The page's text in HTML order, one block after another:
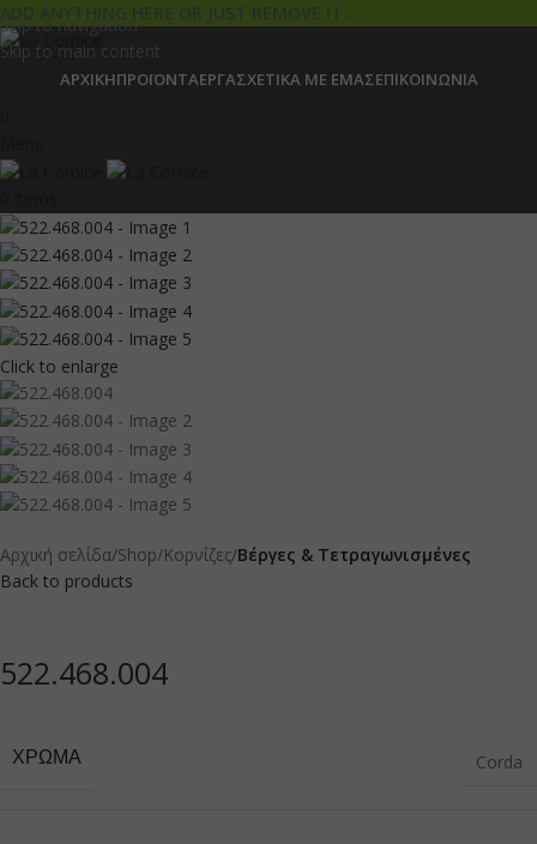
Skip to navigation
Skip to main content
ADD ANYTHING HERE OR JUST REMOVE IT…
ΑΡΧΙΚΉΠΡΟΪΌΝΤΑΈΡΓΑΣΧΕΤΙΚΆ ΜΕ ΕΜΆΣΕΠΙΚΟΙΝΩΝΊΑ
Click to enlarge
Αρχική σελίδα Shop Κορνίζες Βέργες & Τετραγωνισμένες
Back to products
522.468.004
ΧΡΏΜΑ Corda